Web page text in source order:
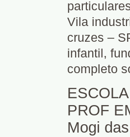
Vila
cruzes –
infantil,
completo
PROF
Mogi